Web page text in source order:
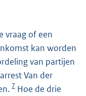
vraag of een
kan worden
van partijen
Van der
7 Hoe de drie